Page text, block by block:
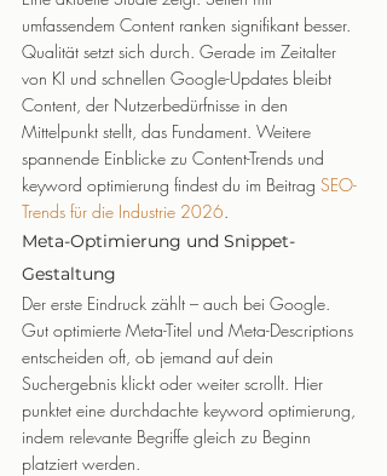
umfassendem Content ranken signifikant besser.
Qualität setzt sich durch. Gerade im Zeitalter
von KI und schnellen Google-Updates bleibt
Content, der Nutzerbedürfnisse in den
Mittelpunkt stellt, das Fundament. Weitere
spannende Einblicke zu Content-Trends und
keyword optimierung findest du im Beitrag SEO-
Trends für die Industrie 2026
Meta-Optimierung und Snippet-
Gestaltung
Der erste Eindruck zählt – auch bei Google.
Gut optimierte Meta-Titel und Meta-Descriptions
entscheiden oft, ob jemand auf dein
Suchergebnis klickt oder weiter scrollt. Hier
punktet eine durchdachte keyword optimierung,
indem relevante Begriffe gleich zu Beginn
platziert werden.